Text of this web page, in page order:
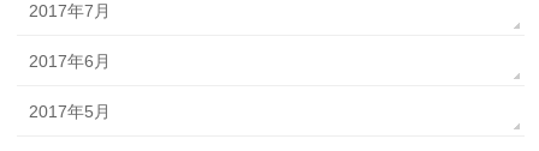
2017年7月
2017年6月
2017年5月